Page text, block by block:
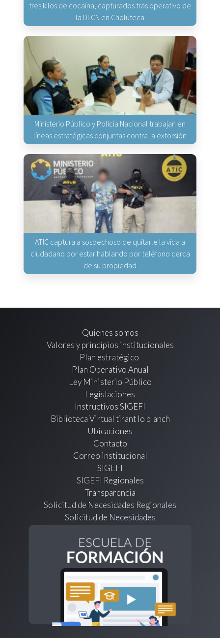
tres kilos de cocaína, capturados tras operativo de
la DLCN en Choluteca
Ministerio Público y Policía Nacional trabajan en
líneas estratégicas conjuntas contra la extorsión
ATIC captura a sospechoso de quitarle la vida a
ciudadano por estar hablando por teléfono cerca
de su propiedad
Quienes somos
Valores y principios institucionales
Plan estratégico
Plan Operativo Anual
Ley Ministerio Público
Legislaciones
Instructivos SIGEFI
Biblioteca Virtual tirant lo blanch
Ubicaciones
Contacto
Correo institucional
SIGEFI
SIGEFI Regionales
Transparencia
Solicitud de Necesidades Regionales
Solicitud de Necesidades